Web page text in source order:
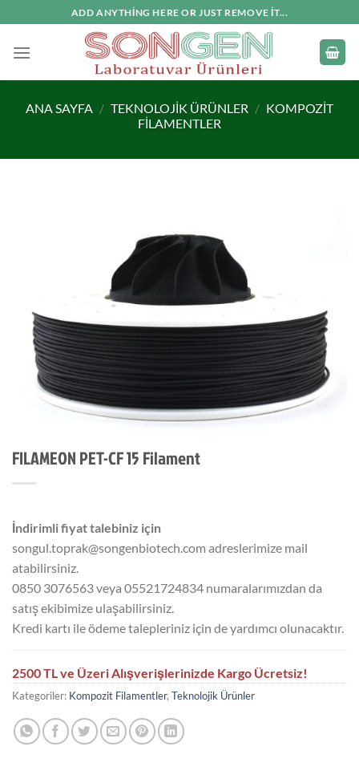
atla
ADD ANYTHING HERE OR JUST REMOVE IT...
ANA SAYFA / TEKNOLOJIK ÜRÜNLER / KOMPOZIT
FILAMENTLER
FILAMEON PET-CF 15 Filament
İndirimli fiyat talebiniz için
songul.toprak@songenbiotech.com adreslerimize mail
atabilirsiniz.
0850 3076563 veya 05521724834 numaralarımızdan da
satış ekibimize ulaşabilirsiniz.
Kredi kartı ile ödeme talepleriniz için de yardımcı olunacaktır.
2500 TL ve Üzeri Alışverişlerinizde Kargo Ücretsiz!
Kategoriler: Kompozit Filamentler, Teknolojik Ürünler